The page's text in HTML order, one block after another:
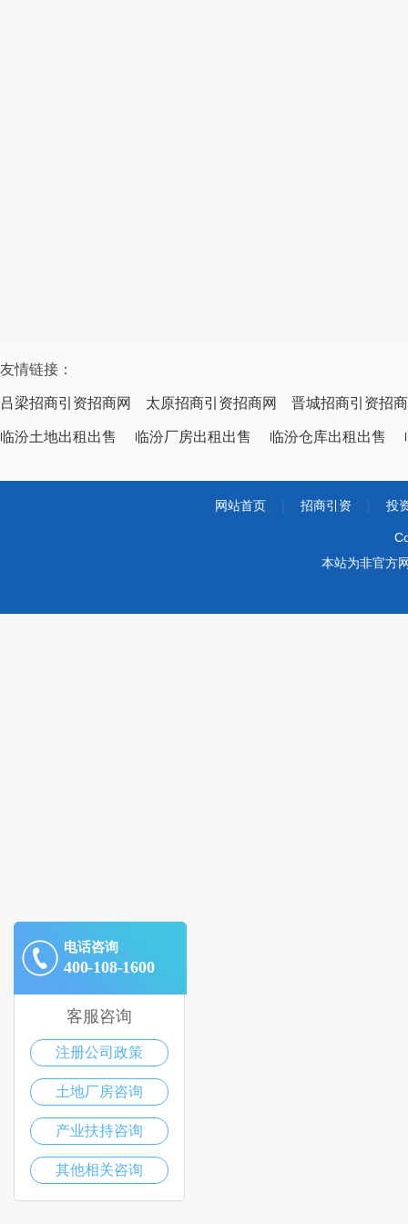
友情链接：
吕梁招商引资招商网 太原招商引资招商网 晋城招商引资招
临汾土地出租出售 临汾厂房出租出售 临汾仓库出租出售
网站首页 招商引资 投
本站为非官方
电话咨询
400-108-1600
客服咨询
注册公司政策
土地厂房咨询
产业扶持咨询
其他相关咨询